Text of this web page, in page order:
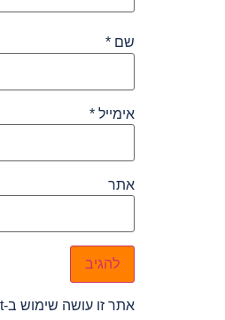
שם *
אימייל *
אתר
אתר זו עושה שימוש ב-Akismet כדי לסנן תגובות זבל.